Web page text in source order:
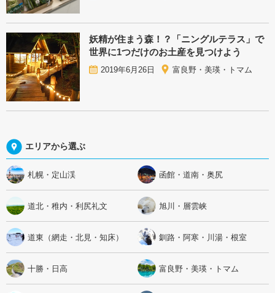
妖精が住まう森！？「ニングルテラス」で
世界に1つだけのお土産を見つけよう
2019年6月26日 富良野・美瑛・トマム
エリアから選ぶ
札幌・定山渓 函館・道南・奥尻
道北・稚内・利尻礼文 旭川・層雲峡
道東（網走・北見・知床） 釧路・阿寒・川湯・根室
十勝・日高 富良野・美瑛・トマム